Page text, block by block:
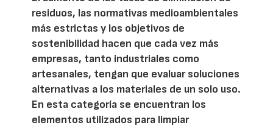
residuos, las normativas medioambientales
más estrictas y los objetivos de
sostenibilidad hacen que cada vez más
empresas, tanto industriales como
artesanales, tengan que evaluar soluciones
alternativas a los materiales de un solo uso.
En esta categoría se encuentran los
elementos utilizados para limpiar